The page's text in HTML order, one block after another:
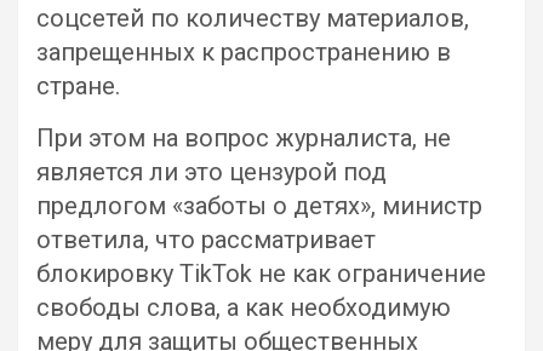
соцсетей по количеству материалов,
запрещенных к распространению в
стране.
При этом на вопрос журналиста, не
является ли это цензурой под
предлогом «заботы о детях», министр
ответила, что рассматривает
блокировку TikTok не как ограничение
свободы слова, а как необходимую
меру для защиты общественных